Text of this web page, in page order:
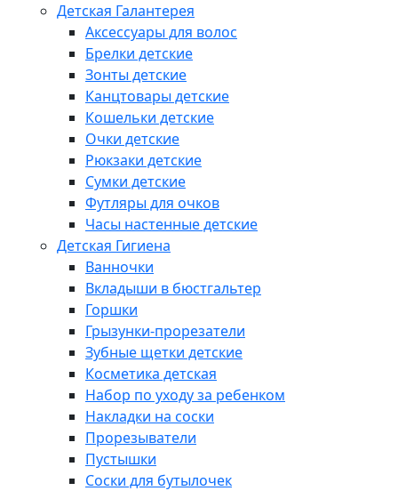
Детская Галантерея
Аксессуары для волос
Брелки детские
Зонты детские
Канцтовары детские
Кошельки детские
Очки детские
Рюкзаки детские
Сумки детские
Футляры для очков
Часы настенные детские
Детская Гигиена
Ванночки
Вкладыши в бюстгальтер
Горшки
Грызунки-прорезатели
Зубные щетки детские
Косметика детская
Набор по уходу за ребенком
Накладки на соски
Прорезыватели
Пустышки
Соски для бутылочек